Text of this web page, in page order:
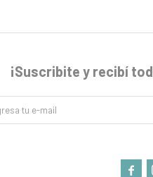
¡Suscribite y recibí
